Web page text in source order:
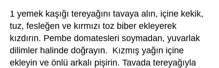
1 yemek kaşığı tereyağını tavaya alın, içine kekik,
tuz, fesleğen ve kırmızı toz biber ekleyerek
kızdırın. Pembe domatesleri soymadan, yuvarlak
dilimler halinde doğrayın. Kızmış yağın içine
ekleyin ve önlü arkalı pişirin. Tavada tereyağıyla